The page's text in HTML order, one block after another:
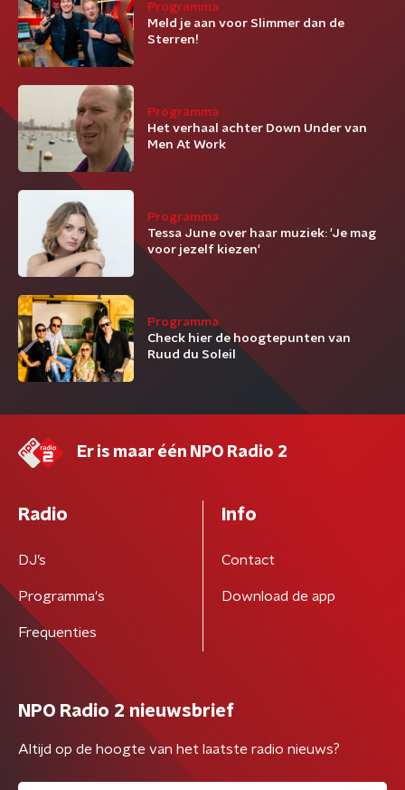
Programma
Meld je aan voor Slimmer dan de
Sterren!
Programma
Het verhaal achter Down Under van
Men At Work
Programma
Tessa June over haar muziek: 'Je mag
voor jezelf kiezen'
Programma
Check hier de hoogtepunten van
Ruud du Soleil
Er is maar één NPO Radio 2
Radio
DJ’s
Programma's
Frequenties
Info
Contact
Download de app
NPO Radio 2 nieuwsbrief
Altijd op de hoogte van het laatste radio nieuws?